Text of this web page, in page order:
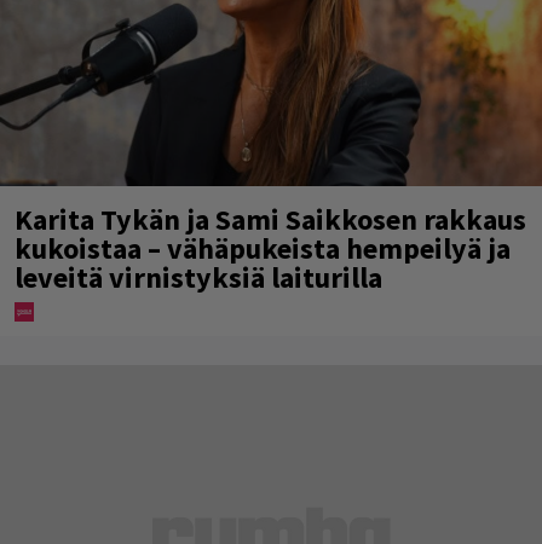
Karita Tykän ja Sami Saikkosen rakkaus
kukoistaa – vähäpukeista hempeilyä ja
leveitä virnistyksiä laiturilla